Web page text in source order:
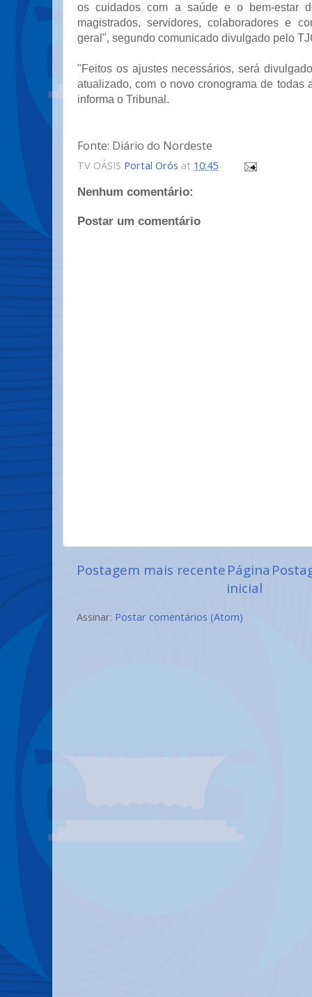
os cuidados com a saúde e o bem-estar
magistrados, servidores, colaboradores e
geral", segundo comunicado divulgado pelo
"Feitos os ajustes necessários, será
atualizado, com o novo cronograma de todas
informa o Tribunal.
Fonte: Diário do Nordeste
TV OÁSIS Portal Orós at 10:45
Nenhum comentário:
Postar um comentário
Postagem mais recentePágina
inicial
Assinar: Postar comentários (Atom)